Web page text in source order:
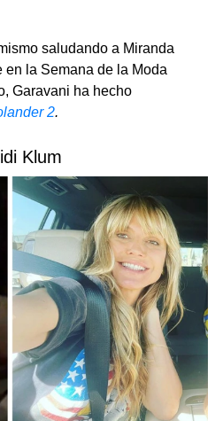
saludando a Miranda
la Semana de la Moda
Garavani ha hecho
2.
Klum